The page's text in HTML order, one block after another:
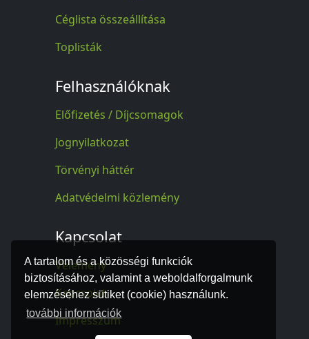
A tartalom és a közösségi funkciók
biztosításához, valamint a weboldalforgalmunk
elemzéséhez sütiket (cookie) használunk.
további információk
Céglista összeállítása
Toplisták
Felhasználóknak
Előfizetés / Díjcsomagok
Jognyilatkozat
Törvényi háttér
Adatvédelmi közlemény
Kapcsolat
Vélemény
Kapcsolat
Impresszum